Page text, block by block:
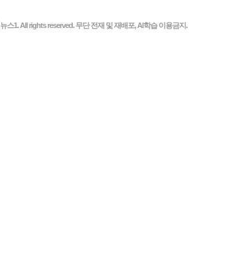
스1. All rights reserved. 무단 전재 및 재배포, AI학습 이용금지.